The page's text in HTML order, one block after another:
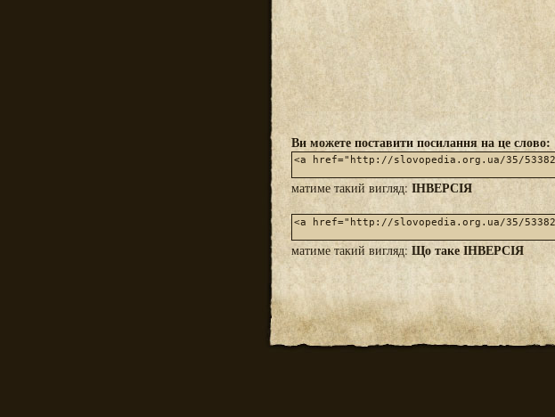
Ви можете поставити посилання на це слово:
матиме такий вигляд: ІНВЕРСІЯ
матиме такий вигляд: Що таке ІНВЕРСІЯ